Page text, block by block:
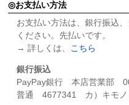
お支払い方法
お支払い方法は、銀行振込
ください。先払いです。
→ 詳しくは、
こちら
銀行振込
PayPay銀行 本店営業部
普通 4677341 カ）キモノ